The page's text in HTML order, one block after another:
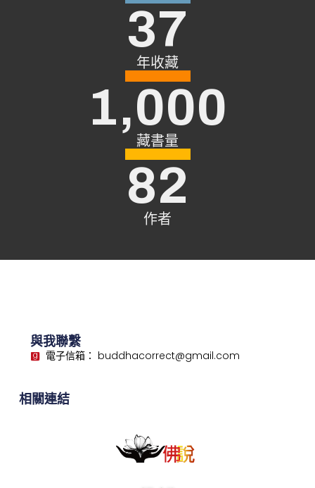
年收藏
37
藏書量
1,000
作者
82
與我聯繫
電子信箱： buddhacorrect@gmail.com
相關連結